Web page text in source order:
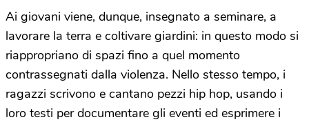
Ai giovani viene, dunque, insegnato a seminare, a
lavorare la terra e coltivare giardini: in questo modo si
riappropriano di spazi fino a quel momento
contrassegnati dalla violenza. Nello stesso tempo, i
ragazzi scrivono e cantano pezzi hip hop, usando i
loro testi per documentare gli eventi ed esprimere i